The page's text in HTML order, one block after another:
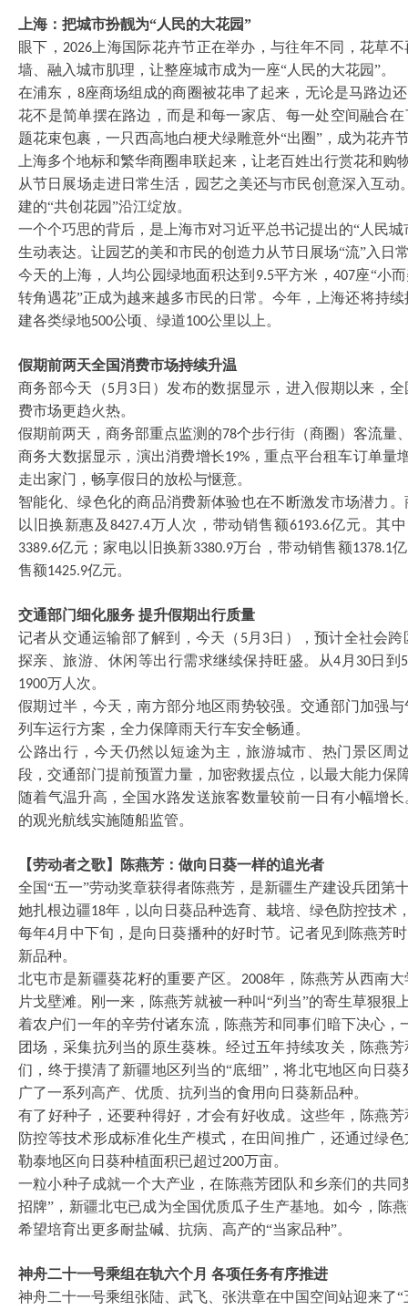
上海：把城市扮靓为“人民的大花园”
眼下， 2026上海国际花卉节正在举办，与往年不同，花草
墙、融入城市肌理，让整座城市成为一座“人民的大花园”。
在浦东， 8座商场组成的商圈被花串了起来，无论是马路边
花不是简单摆在路边，而是和每一家店、每一处空间融合
题花束包裹，一只西高地白梗犬绿雕意外“出圈”，成为花卉
上海多个地标和繁华商圈串联起来，让老百姓出行赏花和购
从节日展场走进日常生活，园艺之美还与市民创意深入互动
建的“共创花园”沿江绽放。
一个个巧思的背后，是上海市对习近平总书记提出的“人民
生动表达。让园艺的美和市民的创造力从节日展场“流”入日
今天的上海，人均公园绿地面积达到 9.5平方米， 407座“小
转角遇花”正成为越来越多市民的日常。今年，上海还将持
建各类绿地500公顷、绿道100公里以上。
假期前两天全国消费市场持续升温
商务部今天（5月 3 日）发布的数据显示，进入假期以来，
费市场更趋火热。
假期前两天，商务部重点监测的78个步行街（商圈）客流量
商务大数据显示，演出消费增长19%，重点平台租车订单量
走出家门，畅享假日的放松与惬意。
智能化、绿色化的商品消费新体验也在不断激发市场潜力
以旧换新惠及8427.4万人次，带动销售额6193.6亿元。其
3389.6亿元；家电以旧换新3380.9万台，带动销售额1378.1
售额1425.9亿元。
交通部门细化服务 提升假期出行质量
记者从交通运输部了解到，今天（ 5月 3日），预计全社会
探亲、旅游、休闲等出行需求继续保持旺盛。从4 月 30日到 5
1900万人次。
假期过半，今天，南方部分地区雨势较强。交通部门加强
列车运行方案，全力保障雨天行车安全畅通。
公路出行，今天仍然以短途为主，旅游城市、热门景区周
段，交通部门提前预置力量，加密救援点位，以最大能力保
随着气温升高，全国水路发送旅客数量较前一日有小幅增
的观光航线实施随船监管。
【劳动者之歌】陈燕芳：做向日葵一样的追光者
全国“五一”劳动奖章获得者陈燕芳，是新疆生产建设兵团第
她扎根边疆18年，以向日葵品种选育、栽培、绿色防控技术
每年4月中下旬，是向日葵播种的好时节。记者见到陈燕芳
新品种。
北屯市是新疆葵花籽的重要产区。 2008年，陈燕芳从西南
片戈壁滩。刚一来，陈燕芳就被一种叫“列当”的寄生草狠狠
着农户们一年的辛劳付诸东流，陈燕芳和同事们暗下决心
团场，采集抗列当的原生葵株。经过五年持续攻关，陈燕
们，终于摸清了新疆地区列当的“底细”，将北屯地区向日
广了一系列高产、优质、抗列当的食用向日葵新品种。
有了好种子，还要种得好，才会有好收成。这些年，陈燕
防控等技术形成标准化生产模式，在田间推广，还通过绿
勒泰地区向日葵种植面积已超过200万亩。
一粒小种子成就一个大产业，在陈燕芳团队和乡亲们的共同
招牌”，新疆北屯已成为全国优质瓜子生产基地。如今，陈
希望培育出更多耐盐碱、抗病、高产的“当家品种”。
神舟二十一号乘组在轨六个月 各项任务有序推进
神舟二十一号乘组张陆、武飞、张洪章在中国空间站迎来了“